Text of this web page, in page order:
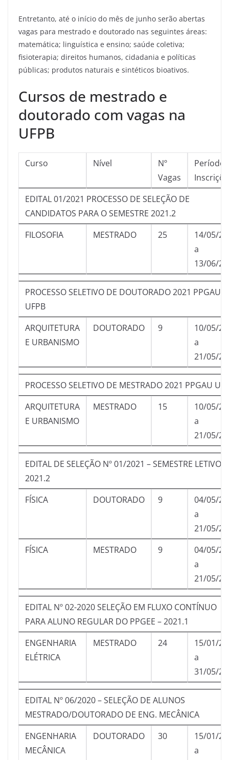
Entretanto, até o início do mês de junho serão abertas
vagas para mestrado e doutorado nas seguintes áreas:
matemática; linguística e ensino; saúde coletiva;
fisioterapia; direitos humanos, cidadania e políticas
públicas; produtos naturais e sintéticos bioativos.
Cursos de mestrado e
doutorado com vagas na
UFPB
Curso Nível
Nº
Vagas
Período
EDITAL 01/2021 PROCESSO DE SELEÇÃO DE
CANDIDATOS PARA O SEMESTRE 2021.2
FILOSOFIA
MESTRADO 25
14/05/
a
13/06/
PROCESSO SELETIVO DE DOUTORADO 2021 PPGAU
UFPB
ARQUITETURA
E URBANISMO
DOUTORADO 9
10/05/
a
21/05/
PROCESSO SELETIVO DE MESTRADO 2021 PPGAU
ARQUITETURA
E URBANISMO
MESTRADO 15
10/05/
a
21/05/
EDITAL DE SELEÇÃO Nº 01/2021 – SEMESTRE LETIVO
2021.2
FÍSICA
DOUTORADO 9
04/05/
a
21/05/
FÍSICA
MESTRADO 9
04/05/
a
21/05/
EDITAL Nº 02-2020 SELEÇÃO EM FLUXO CONTÍNUO
PARA ALUNO REGULAR DO PPGEE – 2021.1
ENGENHARIA
ELÉTRICA
MESTRADO 24
15/01/
a
31/05/
EDITAL Nº 06/2020 – SELEÇÃO DE ALUNOS
MESTRADO/DOUTORADO DE ENG. MECÂNICA
ENGENHARIA
MECÂNICA
DOUTORADO 30
15/01/
a